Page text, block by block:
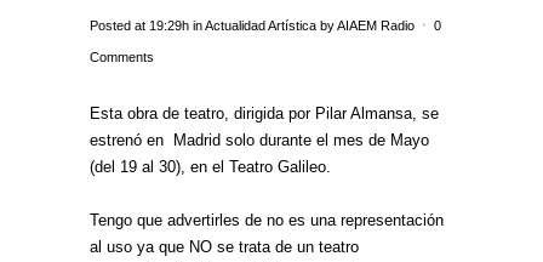
Posted at 19:29h inActualidad Artística byAIAEM Radio 0
Comments
Esta obra de teatro, dirigida por Pilar Almansa, se
estrenó en Madrid solo durante el mes de Mayo
(del 19 al 30), en el Teatro Galileo.
Tengo que advertirles de no es una representación
al uso ya que NO se trata de un teatro